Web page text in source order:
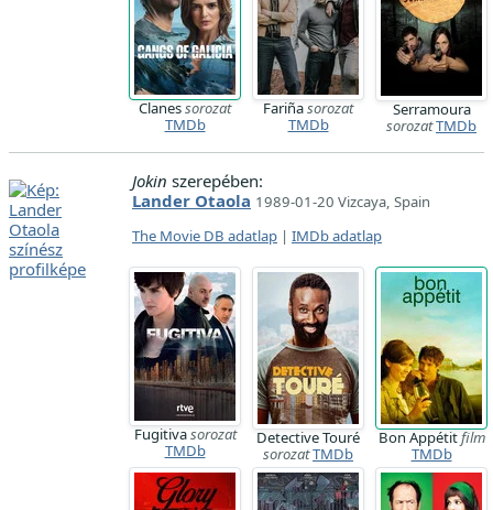
Clanessorozat
TMDb
Fariñasorozat
TMDb
Serramoura
sorozatTMDb
Jokin szerepében:
Lander Otaola 1989-01-20 Vizcaya, Spain
The Movie DB adatlap | IMDb adatlap
Fugitivasorozat
TMDb
Detective Touré
sorozatTMDb
Bon Appétitfilm
TMDb